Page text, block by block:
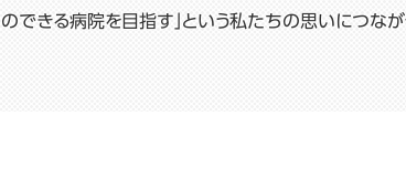
のできる病院を目指す」という私たちの思いにつなが